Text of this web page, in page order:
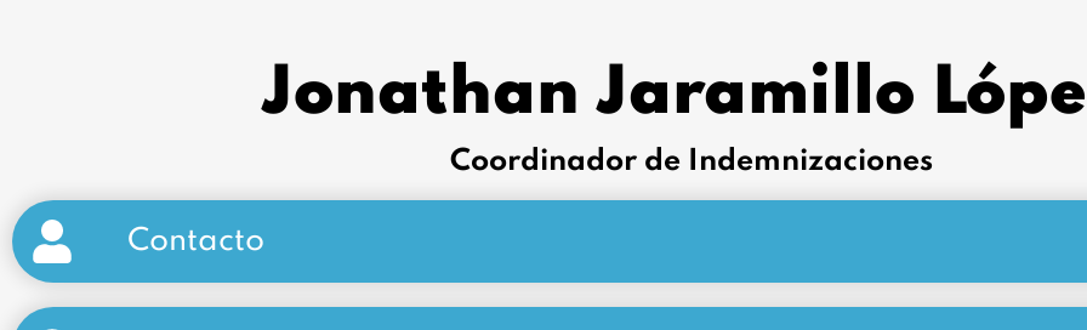
Jonathan Jaramillo
Coordinador de Indemnizaciones
Contacto